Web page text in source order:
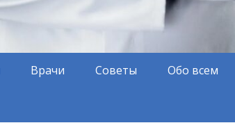
Врачи Советы Обо всем